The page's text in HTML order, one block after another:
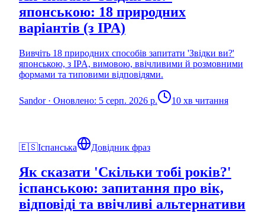
японською: 18 природних
варіантів (з IPA)
Вивчіть 18 природних способів запитати 'Звідки ви?'
японською, з IPA, вимовою, ввічливими й розмовними
формами та типовими відповідями.
Sandor· Оновлено: 5 серп. 2026 р. 10 хв читання
🇪🇸Іспанська Довідник фраз
Як сказати 'Скільки тобі років?'
іспанською: запитання про вік,
відповіді та ввічливі альтернативи